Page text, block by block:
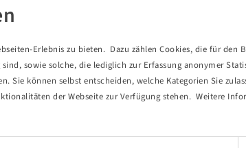
Erlebnis zu bieten. Dazu zählen Cookies, die für den
sowie solche, die lediglich zur Erfassung anonymer
Sie können selbst entscheiden, welche Kategorien Sie
der Webseite zur Verfügung stehen. Weitere
Deli